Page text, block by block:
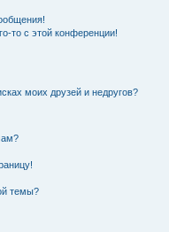
то с этой конференции!
моих друзей и недругов?
темы?